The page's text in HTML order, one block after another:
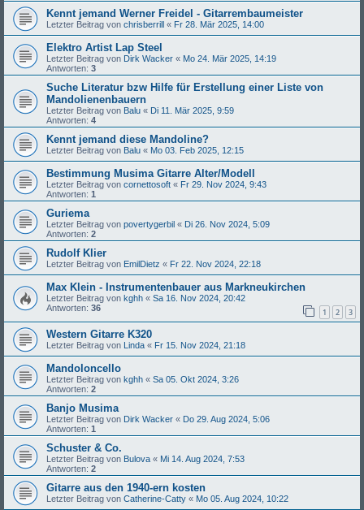
Kennt jemand Werner Freidel - Gitarrembaumeister
Letzter Beitrag von chrisberrill « Fr 28. Mär 2025, 14:00
Elektro Artist Lap Steel
Letzter Beitrag von Dirk Wacker « Mo 24. Mär 2025, 14:19
Antworten: 3
Suche Literatur bzw Hilfe für Erstellung einer Liste von
Mandolienenbauern
Letzter Beitrag von Balu « Di 11. Mär 2025, 9:59
Antworten: 4
Kennt jemand diese Mandoline?
Letzter Beitrag von Balu « Mo 03. Feb 2025, 12:15
Bestimmung Musima Gitarre Alter/Modell
Letzter Beitrag von cornettosoft « Fr 29. Nov 2024, 9:43
Antworten: 1
Guriema
Letzter Beitrag von povertygerbil « Di 26. Nov 2024, 5:09
Antworten: 2
Rudolf Klier
Letzter Beitrag von EmilDietz « Fr 22. Nov 2024, 22:18
Max Klein - Instrumentenbauer aus Markneukirchen
Letzter Beitrag von kghh « Sa 16. Nov 2024, 20:42
Antworten: 36 1 2 3
Western Gitarre K320
Letzter Beitrag von Linda « Fr 15. Nov 2024, 21:18
Mandoloncello
Letzter Beitrag von kghh « Sa 05. Okt 2024, 3:26
Antworten: 2
Banjo Musima
Letzter Beitrag von Dirk Wacker « Do 29. Aug 2024, 5:06
Antworten: 1
Schuster & Co.
Letzter Beitrag von Bulova « Mi 14. Aug 2024, 7:53
Antworten: 2
Gitarre aus den 1940-ern kosten
Letzter Beitrag von Catherine-Catty « Mo 05. Aug 2024, 10:22